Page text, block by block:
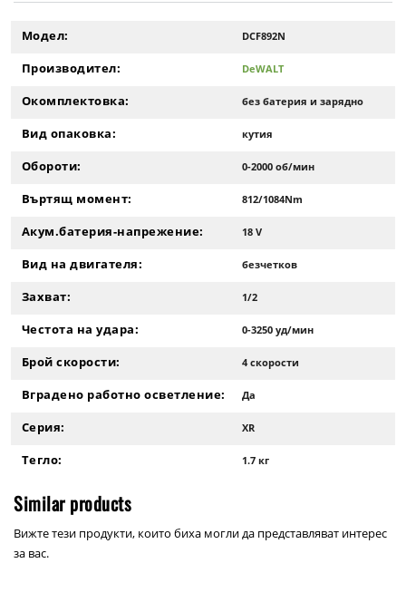
Модел: DCF892N
Производител: DeWALT
Окомплектовка: без батерия и зарядно
Вид опаковка: кутия
Обороти: 0-2000 об/мин
Въртящ момент: 812/1084Nm
Акум.батерия-напрежение: 18 V
Вид на двигателя: безчетков
Захват: 1/2
Честота на удара: 0-3250 уд/мин
Брой скорости: 4 скорости
Вградено работно осветление: Да
Серия: XR
Тегло: 1.7 кг
Similar products
Вижте тези продукти, които биха могли да представляват интерес
за вас.